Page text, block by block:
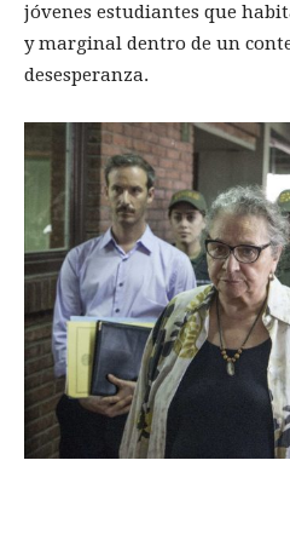
jóvenes estudiantes que
y marginal dentro de un
desesperanza.